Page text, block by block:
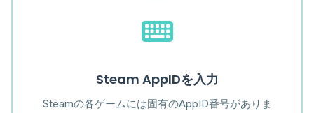
Steam AppIDを入力
Steamの各ゲームには固有のAppID番号がありま